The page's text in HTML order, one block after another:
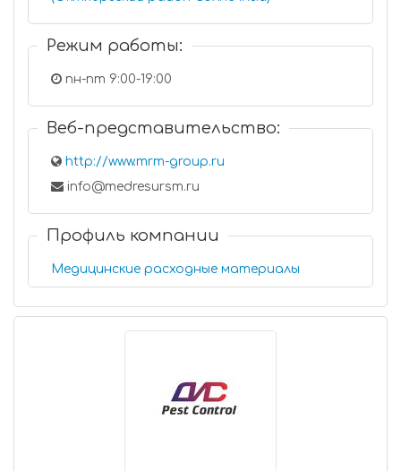
Режим работы:
пн-пт 9:00-19:00
Веб-представительство:
http://www.mrm-group.ru
info@medresursm.ru
Профиль компании
Медицинские расходные материалы